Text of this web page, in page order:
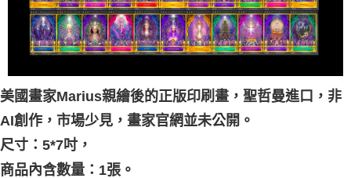
美國畫家Marius親繪後的正版印刷畫，聖哲曼進口，非
AI創作，市場少見，畫家官網並未公開。
尺寸：5*7吋，
商品內含數量：1張。